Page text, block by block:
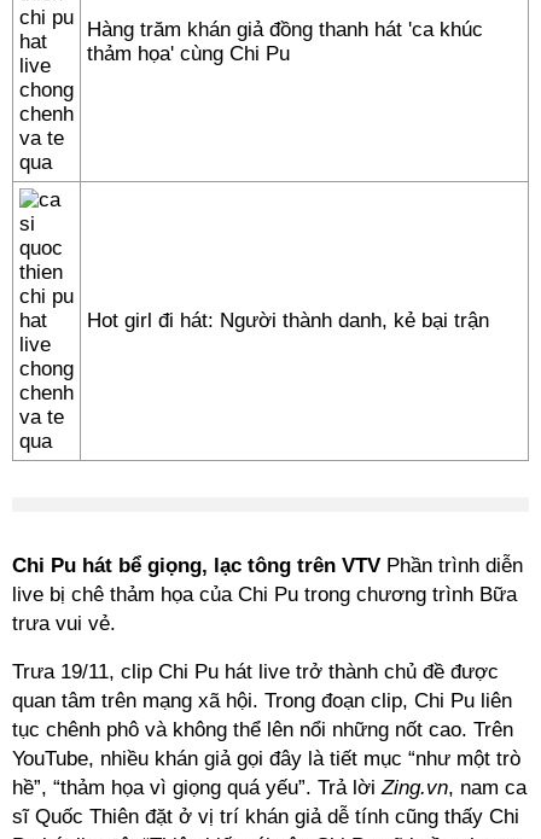
Hàng trăm khán giả đồng thanh hát 'ca khúc
thảm họa' cùng Chi Pu
Hot girl đi hát: Người thành danh, kẻ bại trận
Chi Pu hát bể giọng, lạc tông trên VTV Phần trình diễn
live bị chê thảm họa của Chi Pu trong chương trình Bữa
trưa vui vẻ.
Trưa 19/11, clip Chi Pu hát live trở thành chủ đề được
quan tâm trên mạng xã hội. Trong đoạn clip, Chi Pu liên
tục chênh phô và không thể lên nổi những nốt cao. Trên
YouTube, nhiều khán giả gọi đây là tiết mục “như một trò
hề”, “thảm họa vì giọng quá yếu”. Trả lờiZing.vn, nam ca
sĩ Quốc Thiên đặt ở vị trí khán giả dễ tính cũng thấy Chi